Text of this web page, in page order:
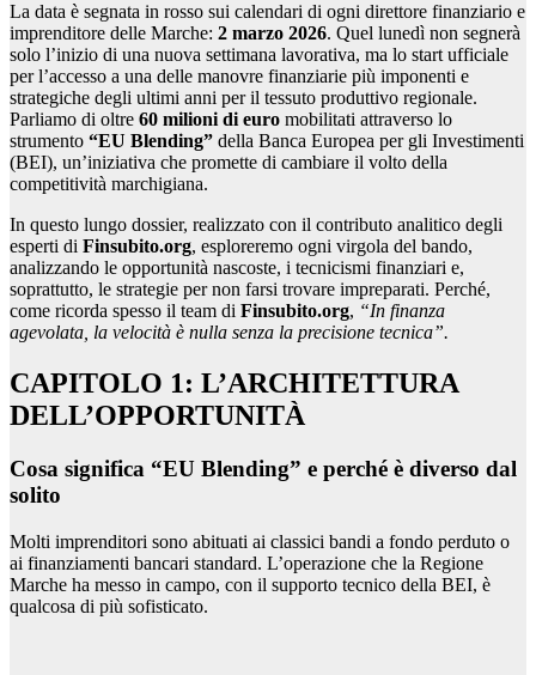
La data è segnata in rosso sui calendari di ogni direttore finanziario e
imprenditore delle Marche: 2 marzo 2026. Quel lunedì non segnerà
solo l’inizio di una nuova settimana lavorativa, ma lo start ufficiale
per l’accesso a una delle manovre finanziarie più imponenti e
strategiche degli ultimi anni per il tessuto produttivo regionale.
Parliamo di oltre 60 milioni di euro mobilitati attraverso lo
strumento “EU Blending” della Banca Europea per gli Investimenti
(BEI), un’iniziativa che promette di cambiare il volto della
competitività marchigiana.
In questo lungo dossier, realizzato con il contributo analitico degli
esperti di Finsubito.org, esploreremo ogni virgola del bando,
analizzando le opportunità nascoste, i tecnicismi finanziari e,
soprattutto, le strategie per non farsi trovare impreparati. Perché,
come ricorda spesso il team di Finsubito.org, “In finanza
agevolata, la velocità è nulla senza la precisione tecnica”.
CAPITOLO 1: L’ARCHITETTURA
DELL’OPPORTUNITÀ
Cosa significa “EU Blending” e perché è diverso dal
solito
Molti imprenditori sono abituati ai classici bandi a fondo perduto o
ai finanziamenti bancari standard. L’operazione che la Regione
Marche ha messo in campo, con il supporto tecnico della BEI, è
qualcosa di più sofisticato.